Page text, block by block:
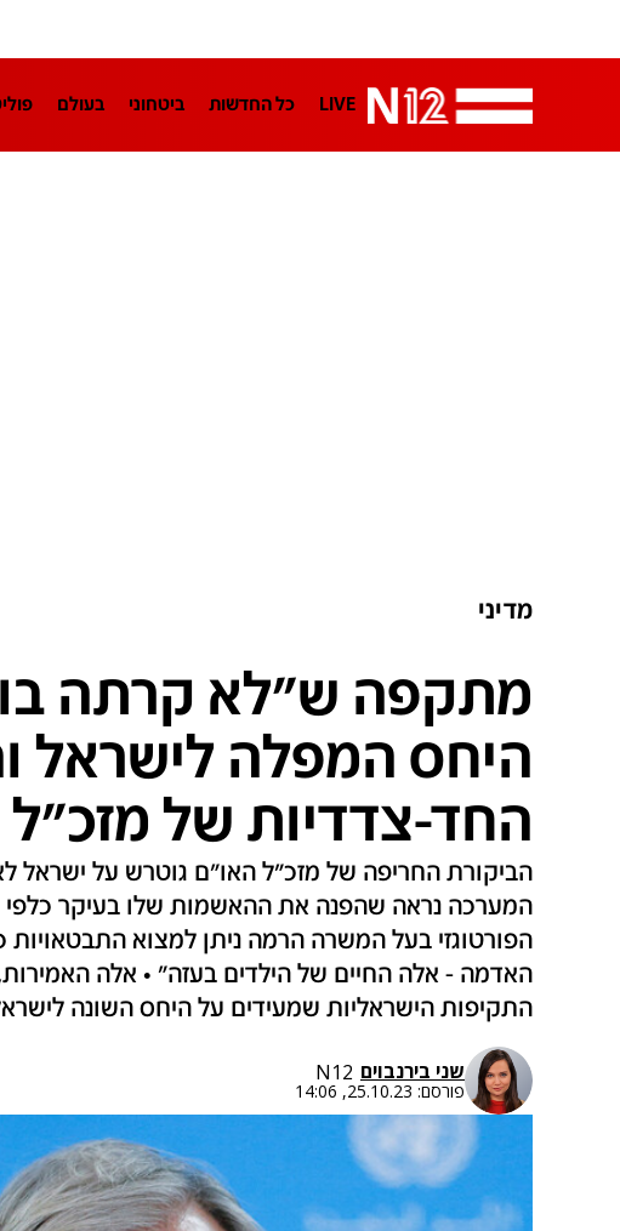
LIVE כל החדשות ביטחוני בעולם
מדיני
מתקפה ש"לא קרתה
היחס המפלה לישראל
החד-צדדיות של
הביקורת החריפה של מזכ"ל האו"ם גוטרש על ישראל
המערכה נראה שהפנה את ההאשמות שלו בעיקר כלפי
הפורטוגזי בעל המשרה הרמה ניתן למצוא התבטאויות
האדמה - אלה החיים של הילדים בעזה" • אלה
התקיפות הישראליות שמעידים על היחס השונה
שני בירנבוים N12
פורסם: 25.10.23, 14:06